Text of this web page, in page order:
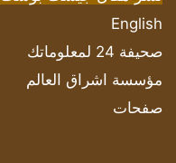
English
صحيفة 24 لمعلوماتك
مؤسسة اشراق العالم
صفحات